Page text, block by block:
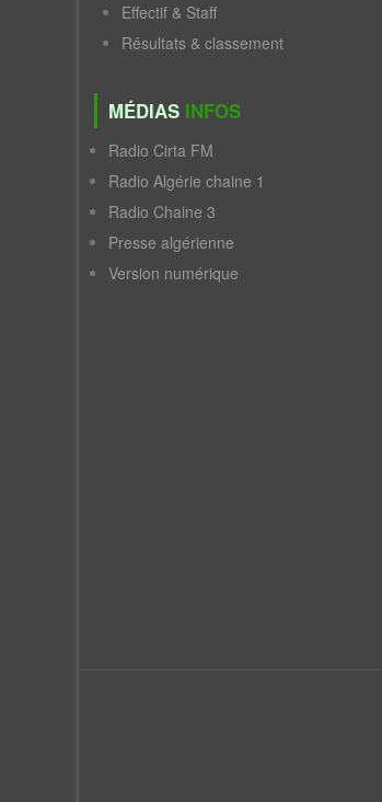
Effectif & Staff
Résultats & classement
MÉDIAS INFOS
Radio Cirta FM
Radio Algérie chaine 1
Radio Chaine 3
Presse algérienne
Version numérique